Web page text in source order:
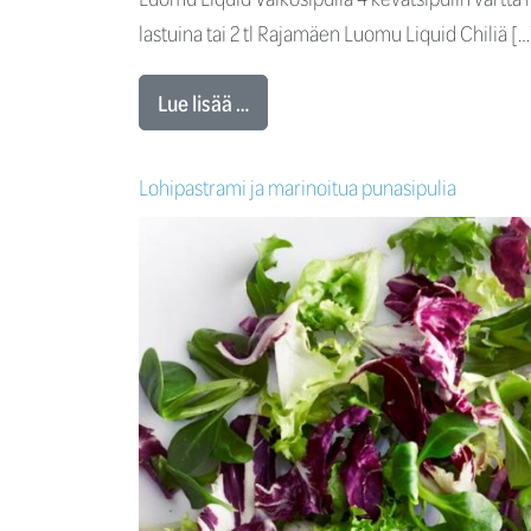
lastuina tai 2 tl Rajamäen Luomu Liquid Chiliä
Lue lisää …
Lohipastrami ja marinoitua punasipulia